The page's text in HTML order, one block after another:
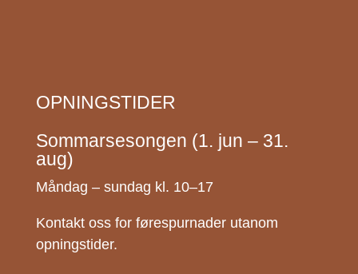
OPNINGSTIDER
Sommarsesongen (1. jun – 31.
aug)
Måndag – sundag kl. 10–17
Kontakt oss for førespurnader utanom
opningstider.